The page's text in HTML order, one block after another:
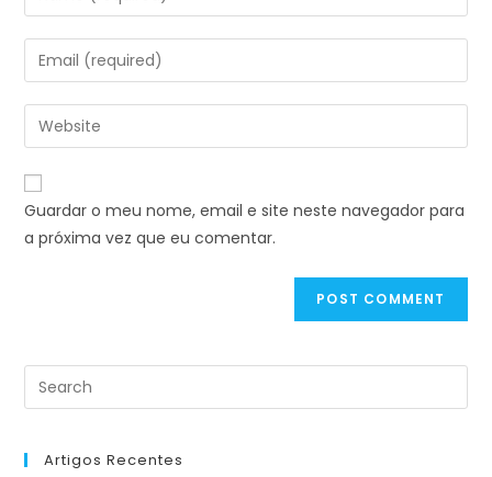
Guardar o meu nome, email e site neste navegador para
a próxima vez que eu comentar.
Artigos Recentes